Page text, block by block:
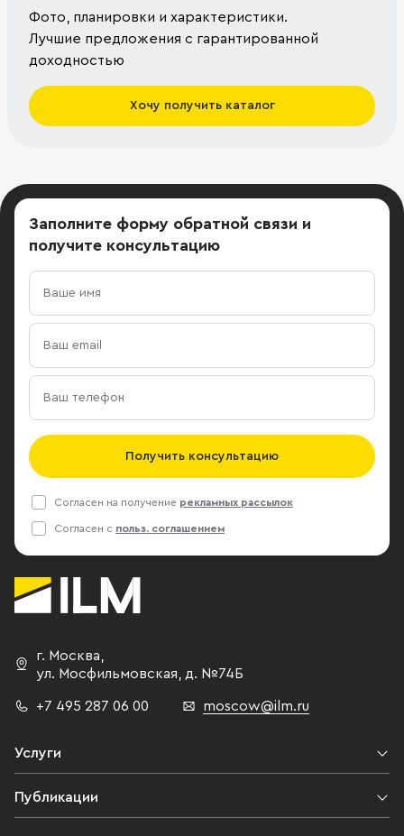
Фото, планировки и характеристики.
Лучшие предложения с гарантированной
доходностью
Хочу получить каталог
Заполните форму обратной связи и
получите консультацию
Получить консультацию
Согласен на получение рекламных рассылок
Согласен с польз. соглашением
г. Москва
ул. Мосфильмовская,
д. №74Б
+7 495 287 06 00 moscow@ilm.ru
Услуги
Публикации